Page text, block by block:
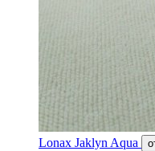
Lonax Jaklyn Aqua